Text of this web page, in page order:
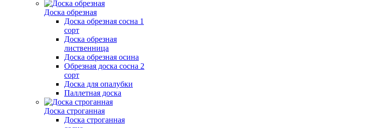
Доска обрезная
Доска обрезная сосна 1
сорт
Доска обрезная
лиственница
Доска обрезная осина
Обрезная доска сосна 2
сорт
Доска для опалубки
Паллетная доска
Доска строганная
Доска строганная